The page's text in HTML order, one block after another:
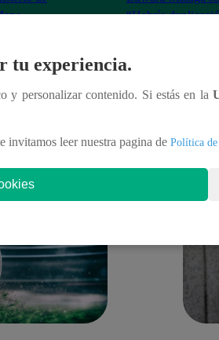
“Habría
tu experiencia.
y personalizar contenido. Si estás en la
invitamos leer nuestra pagina de Política